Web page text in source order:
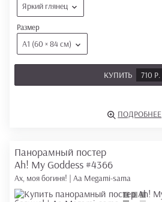
Яркий глянец
Размер
А1 (60 × 84 см)
КУПИТЬ 710 Р.
ПОДРОБНЕЕ
Панорамный постер
Ah! My Goddess #4366
Ах, моя богиня! | Aa Megami-sama